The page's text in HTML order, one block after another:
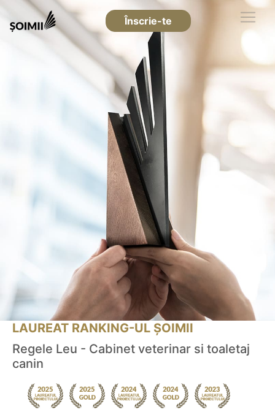
Înscrie-te
LAUREAT RANKING-UL ȘOIMII
Regele Leu - Cabinet veterinar si toaletaj
canin